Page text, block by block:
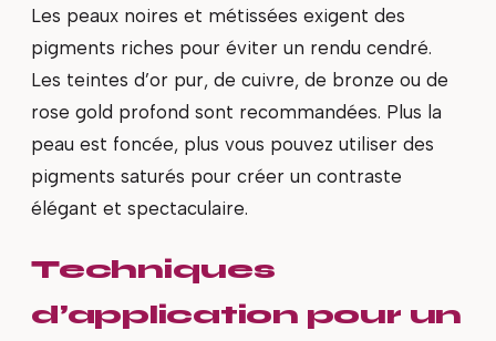
Les peaux noires et métissées exigent des
pigments riches pour éviter un rendu cendré.
Les teintes d’or pur, de cuivre, de bronze ou de
rose gold profond sont recommandées. Plus la
peau est foncée, plus vous pouvez utiliser des
pigments saturés pour créer un contraste
élégant et spectaculaire.
Techniques
d’application pour un